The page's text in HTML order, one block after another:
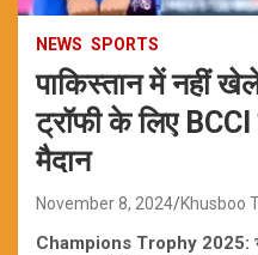
NEWS SPORTS
पाकिस्तान में नहीं
ट्रॉफी के लिए BCCI
मैदान
November 8, 2024 Khusboo
Champions Trophy 2025: